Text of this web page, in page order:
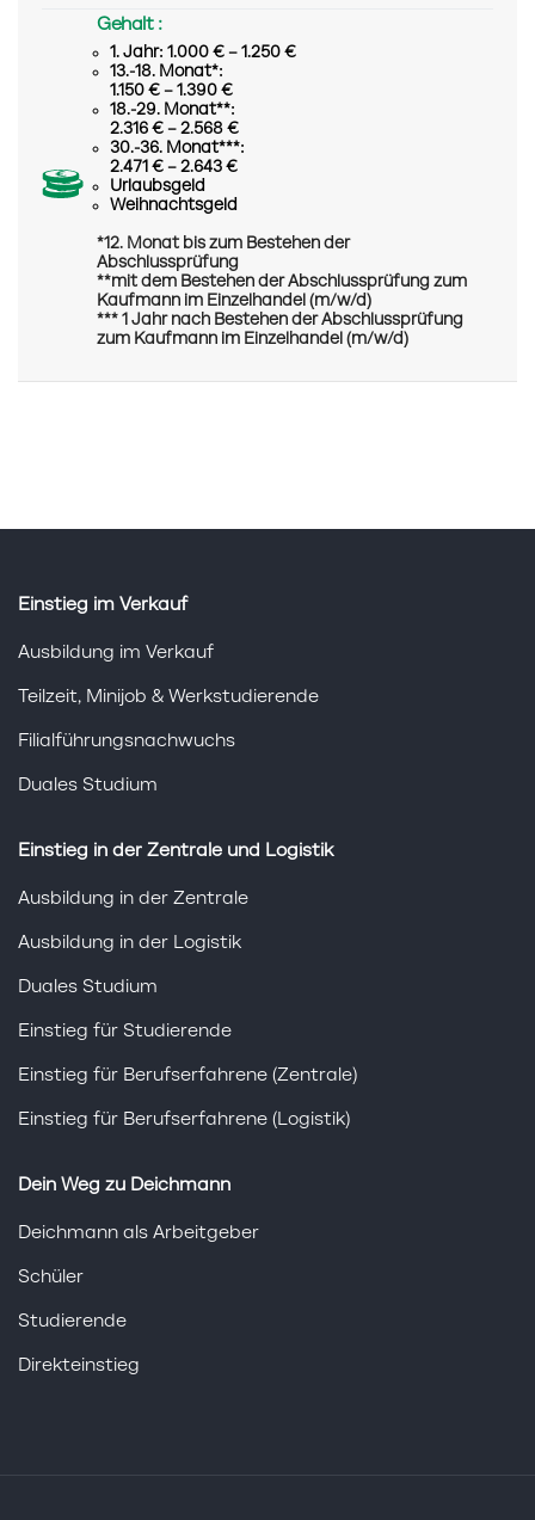
Gehalt :
1. Jahr: 1.000 € – 1.250 €
13.-18. Monat*:
1.150 € – 1.390 €
18.-29. Monat**:
2.316 € – 2.568 €
30.-36. Monat***:
2.471 € – 2.643 €
Urlaubsgeld
Weihnachtsgeld
*12. Monat bis zum Bestehen der
Abschlussprüfung
**mit dem Bestehen der Abschlussprüfung zum
Kaufmann im Einzelhandel (m/w/d)
*** 1 Jahr nach Bestehen der Abschlussprüfung
zum Kaufmann im Einzelhandel (m/w/d)
Einstieg im Verkauf
Ausbildung im Verkauf
Teilzeit, Minijob & Werkstudierende
Filialführungsnachwuchs
Duales Studium
Einstieg in der Zentrale und Logistik
Ausbildung in der Zentrale
Ausbildung in der Logistik
Duales Studium
Einstieg für Studierende
Einstieg für Berufserfahrene (Zentrale)
Einstieg für Berufserfahrene (Logistik)
Dein Weg zu Deichmann
Deichmann als Arbeitgeber
Schüler
Studierende
Direkteinstieg